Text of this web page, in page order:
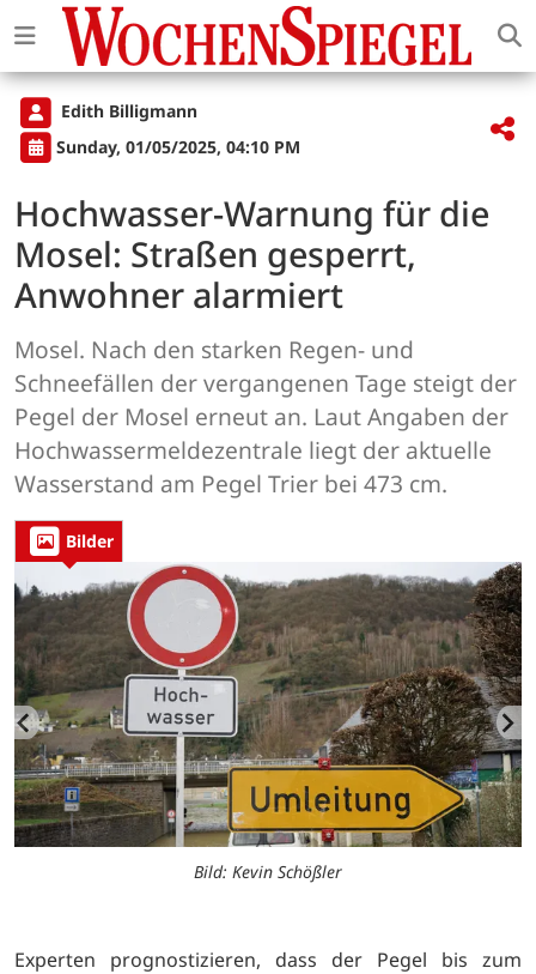
Edith Billigmann
Sunday, 01/05/2025, 04:10 PM
Hochwasser-Warnung für die
Mosel: Straßen gesperrt,
Anwohner alarmiert
Mosel. Nach den starken Regen- und
Schneefällen der vergangenen Tage steigt der
Pegel der Mosel erneut an. Laut Angaben der
Hochwassermeldezentrale liegt der aktuelle
Wasserstand am Pegel Trier bei 473 cm.
Bilder
Bild: Kevin Schößler
Experten prognostizieren, dass der Pegel bis zum